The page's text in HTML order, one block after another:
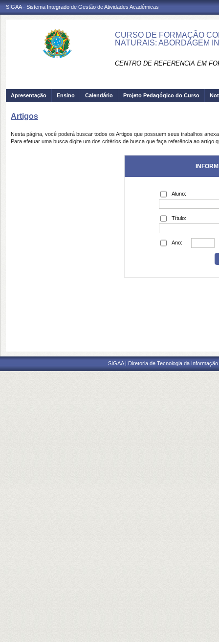
SIGAA - Sistema Integrado de Gestão de Atividades Acadêmicas
CURSO DE FORMAÇÃO
NATURAIS: ABORDAGEM
CENTRO DE REFERENCIA EM
Apresentação Ensino Calendário Projeto Pedagógico do Curso
Artigos
Nesta página, você poderá buscar todos os Artigos que possuem seus trabalhos
Para efetuar uma busca digite um dos critérios de busca que faça referência ao artigo
Aluno:
Título:
Ano:
SIGAA | Diretoria de Tecnologia da